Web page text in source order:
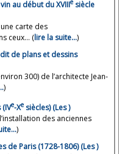
au début du XVIIIe siècle
carte des
ceux... (lire la suite…)
de plans et dessins
300) de l’architecte Jean-
)
e-Xe siècles) (Les )
des anciennes
)
de Paris (1728-1806) (Les )